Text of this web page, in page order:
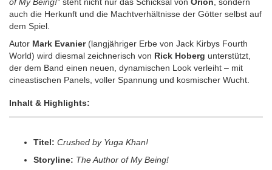
auch die Herkunft und die Machtverhältnisse der Götter selbst auf
dem Spiel.
Autor Mark Evanier(langjähriger Erbe von Jack Kirbys Fourth
World) wird diesmal zeichnerisch von Rick Hoberg unterstützt,
der dem Band einen neuen, dynamischen Look verleiht – mit
cineastischen Panels, voller Spannung und kosmischer Wucht.
Inhalt & Highlights:
Titel: Crushed by Yuga Khan!
Storyline: The Author of My Being!